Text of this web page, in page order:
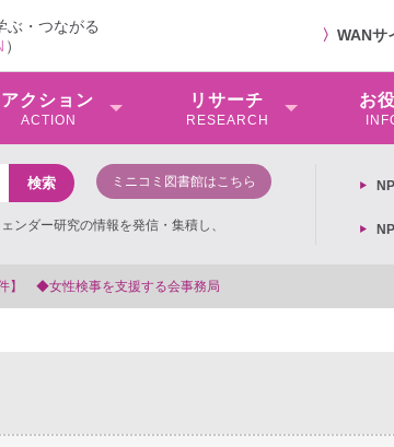
ぶ・つながる
）
〉 WANサ
アクション
ACTION
リサーチ
RESEARCH
お
ミニコミ図書館はこちら
ンダー研究の情報を発信・集積し、
【抗議文】2026年3月13日第6次男女共同参画基本計画の閣議決